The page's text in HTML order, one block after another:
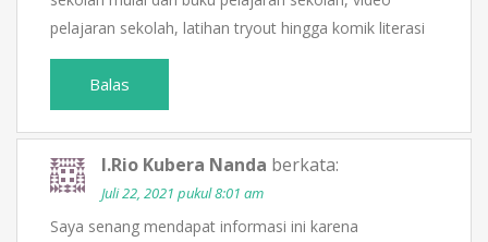
pelajaran sekolah, latihan tryout hingga komik literasi
Balas
I.Rio Kubera Nanda berkata:
Juli 22, 2021 pukul 8:01 am
Saya senang mendapat informasi ini karena